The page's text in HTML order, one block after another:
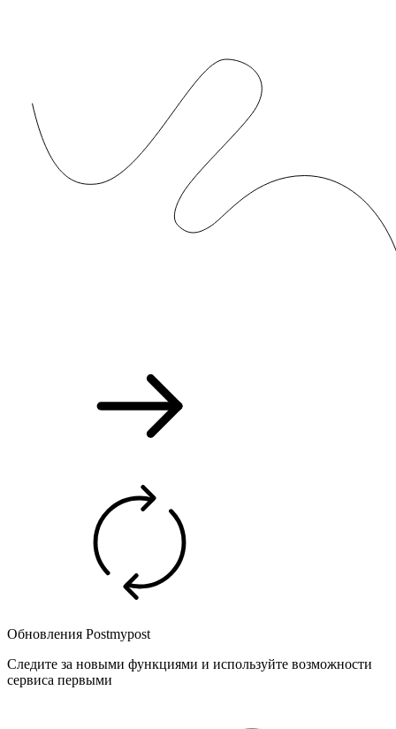
Обновления Postmypost
Следите за новыми функциями и используйте возможности
сервиса первыми